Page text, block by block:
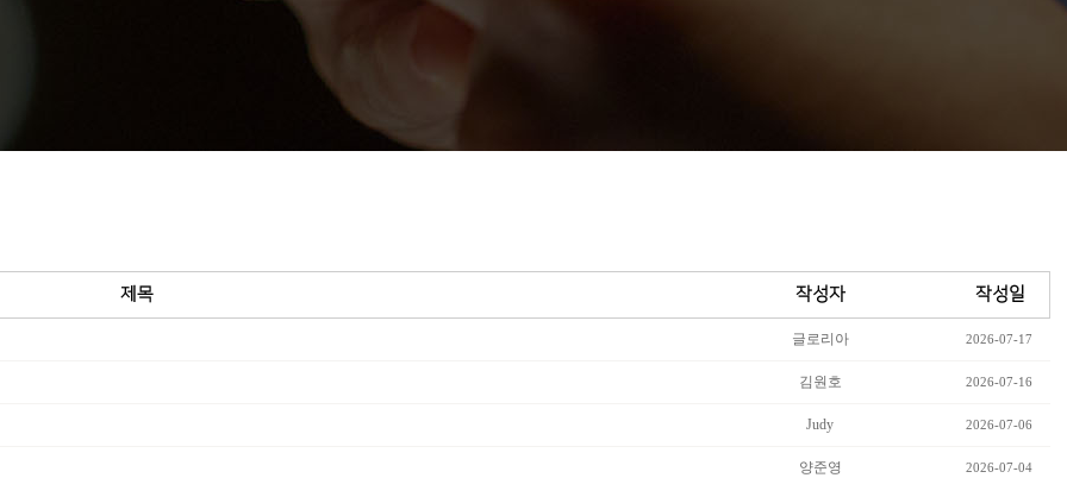
제목 작성자 작성일
글로리아 2026-07-17
김원호 2026-07-16
Judy 2026-07-06
양준영 2026-07-04